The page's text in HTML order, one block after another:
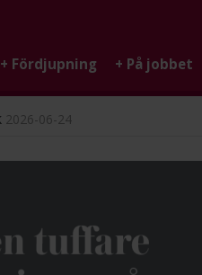
+ Fördjupning + På jobbet